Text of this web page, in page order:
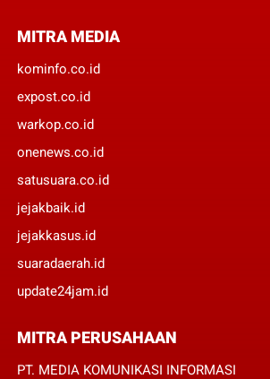
MITRA MEDIA
kominfo.co.id
expost.co.id
warkop.co.id
onenews.co.id
satusuara.co.id
jejakbaik.id
jejakkasus.id
suaradaerah.id
update24jam.id
MITRA PERUSAHAAN
PT. MEDIA KOMUNIKASI INFORMASI